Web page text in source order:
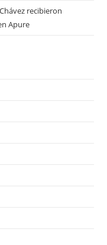
recibieron
Apure